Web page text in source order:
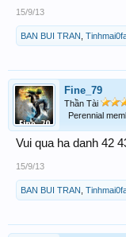
15/9/13
BAN BUI TRAN
Fine_79
Thần Tài
Perennial
Vui qua ha danh 42
15/9/13
BAN BUI TRAN